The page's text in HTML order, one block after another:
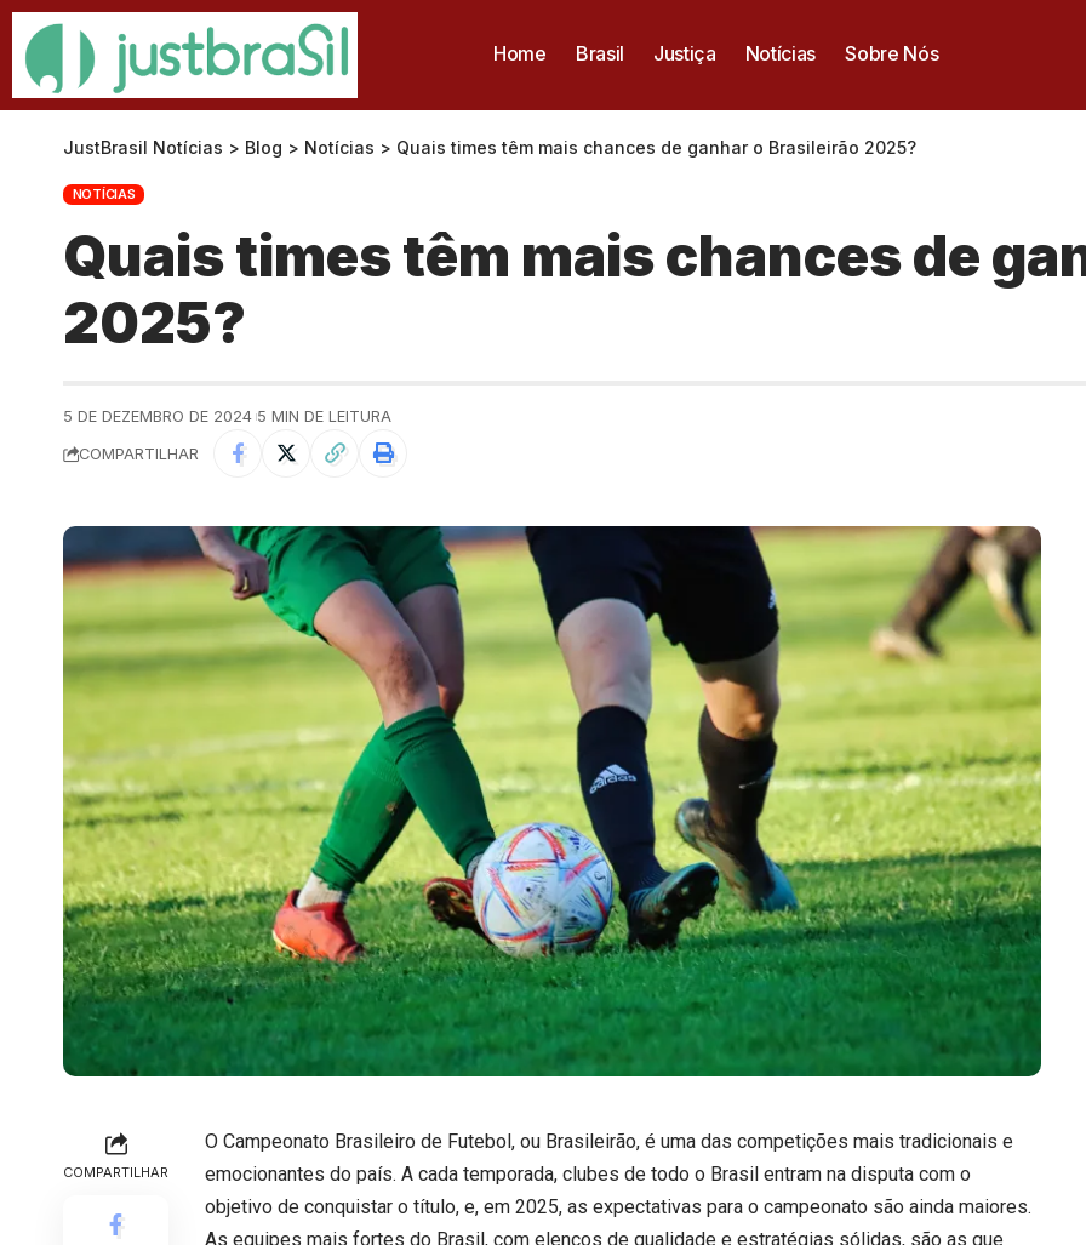
Home Brasil Justiça Notícias Sobre Nós
JustBrasil Notícias > Blog > Notícias > Quais times têm mais chances de ganhar o Brasileirão 2025?
NOTÍCIAS
Quais times têm mais chances de
2025?
5 DE DEZEMBRO DE 2024 5 MIN DE LEITURA
COMPARTILHAR
COMPARTILHAR
O Campeonato Brasileiro de Futebol, ou Brasileirão, é uma das competições mais tradicionais e
emocionantes do país. A cada temporada, clubes de todo o Brasil entram na disputa com o
objetivo de conquistar o título, e, em 2025, as expectativas para o campeonato são ainda maiores.
As equipes mais fortes do Brasil, com elencos de qualidade e estratégias sólidas, são as que